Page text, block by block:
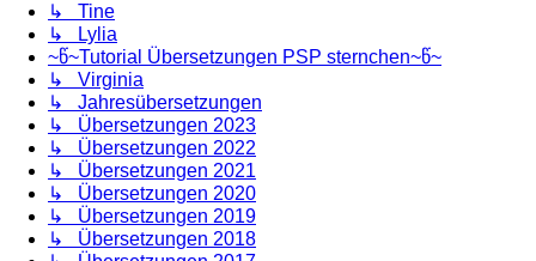
↳ Tine
↳ Lylia
~წ~Tutorial Übersetzungen PSP sternchen~წ~
↳ Virginia
↳ Jahresübersetzungen
↳ Übersetzungen 2023
↳ Übersetzungen 2022
↳ Übersetzungen 2021
↳ Übersetzungen 2020
↳ Übersetzungen 2019
↳ Übersetzungen 2018